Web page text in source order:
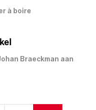
à boire
Braeckman aan